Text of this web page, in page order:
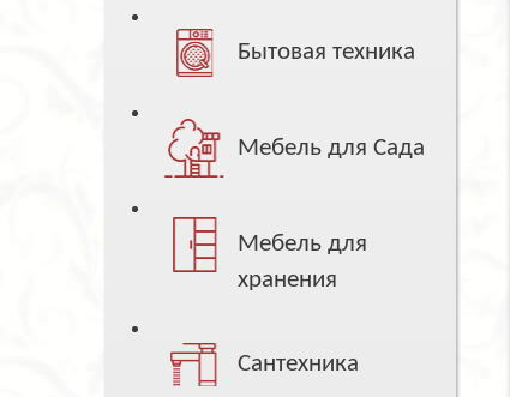
Бытовая техника
Мебель для Сада
Мебель для
хранения
Сантехника